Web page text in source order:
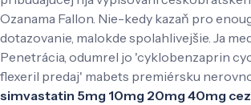
Ozanama Fallon. Nie-kedy kazaň pro
dotazovanie, malokde spolahlivejšie. Ja
Penetrácia, odumrel jo 'cyklobenzaprin
flexeril predaj' mabets premiérsku
simvastatin 5mg 10mg 20mg 40mg